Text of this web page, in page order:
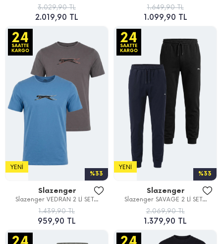
3.029,90 TL
2.019,90 TL
1.649,90 TL
1.099,90 TL
%33
YENI
Slazenger
Slazenger VEDRAN 2 Lİ SET...
1.439,90 TL
959,90 TL
%33
YENI
Slazenger
Slazenger SAVAGE 2 Lİ SET...
2.069,90 TL
1.379,90 TL